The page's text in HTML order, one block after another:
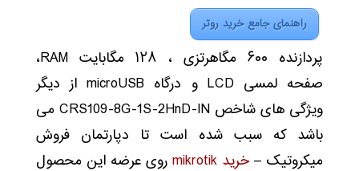
راهنمای جامع خرید روتر
پردازنده ۶۰۰ مگاهرتزی ، ۱۲۸ مگابایت RAM،
صفحه لمسی LCD و درگاه microUSB از دیگر
ویژگی های شاخص CRS109-8G-1S-2HnD-IN می
باشد که سبب شده است تا دپارتمان فروش
میکروتیک –خرید mikrotik
روی عرضه این محصول